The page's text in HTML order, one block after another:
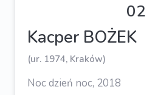
02
Kacper BOŻEK
(ur. 1974, Kraków)
Noc dzień noc, 2018